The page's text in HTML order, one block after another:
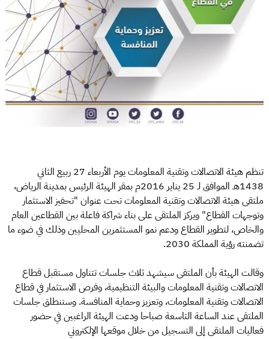
تنظم هيئة الاتصالات وتقنية المعلومات يوم الأربعاء 27 ربيع الثاني
1438هـ الموافق لـ 25 يناير 2016م بمقر الهيئة الرئيس بمدينة الرياض،
ملتقى هيئة الاتصالات وتقنية المعلومات تحت عنوان "تحفيز الاستثمار
وتوجهات القطاع" ويركز الملتقى على بناء شراكة فاعلة بين القطاعين العام
والخاص، لتطوير القطاع ودعم نمو المستثمرين المحليين وذلك في ضوء ما
تضمنته رؤية المملكة 2030.
وقالت الهيئة بأن الملتقى سيشهد ثلاث جلسات تتناول مستقبل قطاع
الاتصالات وتقنية المعلومات والبيئة التنظيمية، وفرص الاستثمار في قطاع
الاتصالات وتقنية المعلومات، وتعزيز وحماية المنافسة. وستنطلق جلسات
الملتقى عند الساعة التاسعة صباحا ودعت الهيئة الراغبين في حضور
فعاليات الملتقى إلى التسجيل من خلال موقعها الإلكتروني